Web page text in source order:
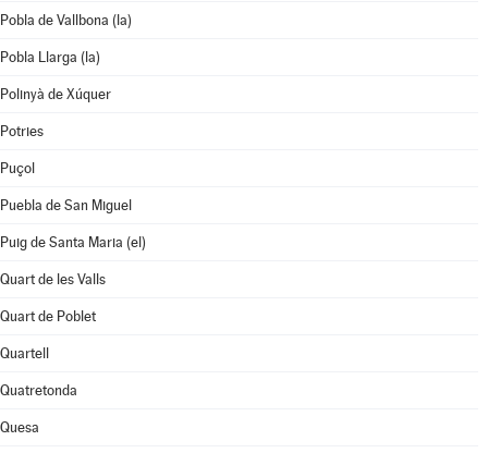
Pobla de Vallbona (la)
Pobla Llarga (la)
Polinyà de Xúquer
Potries
Puçol
Puebla de San Miguel
Puig de Santa Maria (el)
Quart de les Valls
Quart de Poblet
Quartell
Quatretonda
Quesa